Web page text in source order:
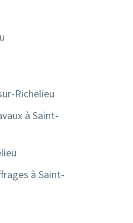
Richelieu
à Saint-
à Saint-